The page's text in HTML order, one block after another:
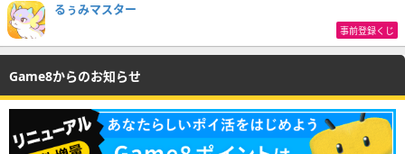
るぅみマスター
事前登録くじ
Game8からのお知らせ